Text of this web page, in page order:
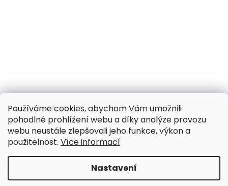
Používáme cookies, abychom Vám umožnili
pohodlné prohlížení webu a díky analýze provozu
webu neustále zlepšovali jeho funkce, výkon a
použitelnost. Více informací
Nastavení